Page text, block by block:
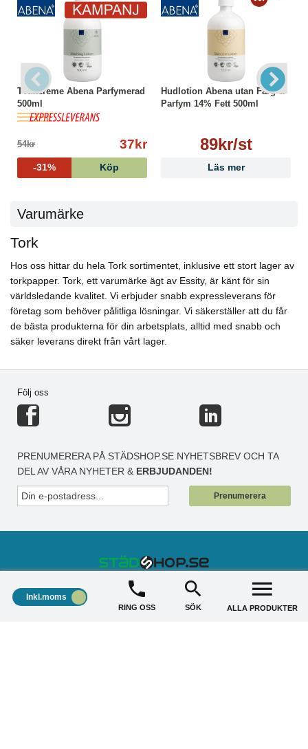
Tvättcreme Abena Parfymerad
500ml
54kr 37kr
-31% Köp
Hudlotion Abena utan Färg &
Parfym 14% Fett 500ml
89kr/st
Läs mer
Varumärke
Tork
Hos oss hittar du hela Tork sortimentet, inklusive ett stort lager av
torkpapper. Tork, ett varumärke ägt av Essity, är känt för sin
världsledande kvalitet. Vi erbjuder snabb expressleverans för
företag som behöver pålitliga lösningar. Vi säkerställer att du får
de bästa produkterna för din arbetsplats, alltid med snabb och
säker leverans direkt från vårt lager.
Följ oss
PRENUMERERA PÅ STÄDSHOP.SE NYHETSBREV OCH TA
DEL AV VÅRA NYHETER & ERBJUDANDEN!
Prenumerera
STÄDSHOP
Inkl.moms
RING OSS SÖK ALLA PRODUKTER